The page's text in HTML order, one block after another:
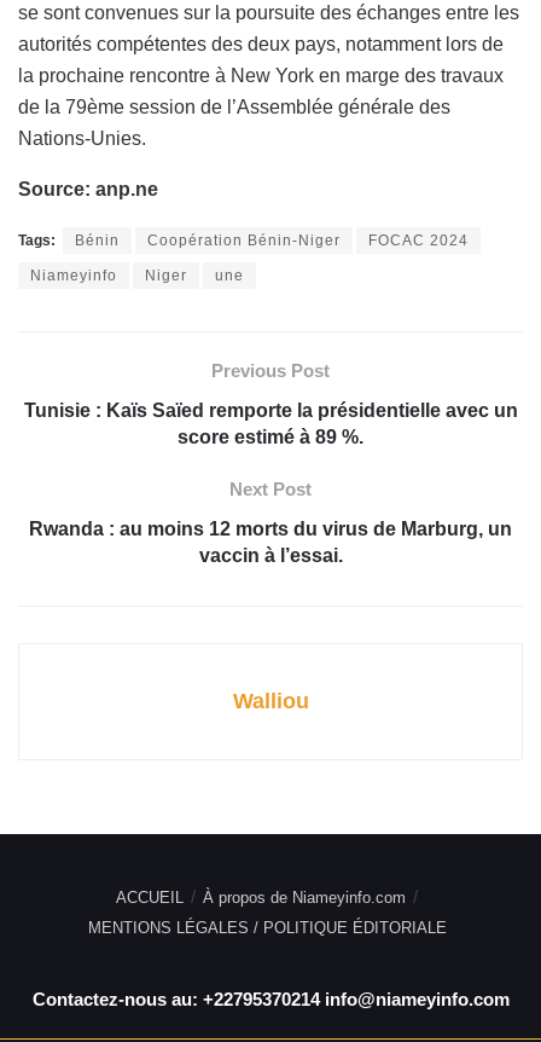
se sont convenues sur la poursuite des échanges entre les
autorités compétentes des deux pays, notamment lors de
la prochaine rencontre à New York en marge des travaux
de la 79ème session de l’Assemblée générale des
Nations-Unies.
Source: anp.ne
Tags: Bénin Coopération Bénin-Niger FOCAC 2024
Niameyinfo Niger une
Previous Post
Tunisie : Kaïs Saïed remporte la présidentielle avec un
score estimé à 89 %.
Next Post
Rwanda : au moins 12 morts du virus de Marburg, un
vaccin à l’essai.
Walliou
ACCUEIL
À propos de Niameyinfo.com
MENTIONS LÉGALES / POLITIQUE ÉDITORIALE
Contactez-nous au: +22795370214 info@niameyinfo.com